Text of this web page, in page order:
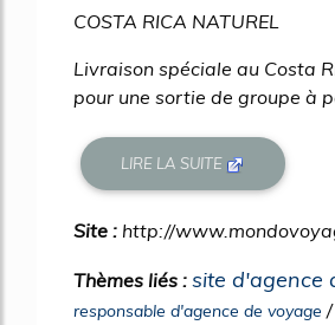
COSTA RICA NATUREL
Livraison spéciale au Costa
pour une sortie de groupe à
LIRE LA SUITE
Site : http://
Thèmes liés : site d'agence
responsable d'agence de voyage /